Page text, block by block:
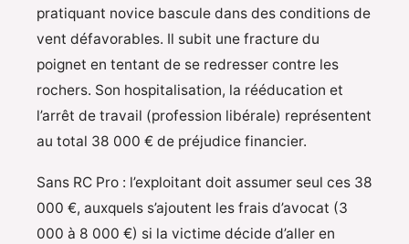
pratiquant novice bascule dans des conditions de
vent défavorables. Il subit une fracture du
poignet en tentant de se redresser contre les
rochers. Son hospitalisation, la rééducation et
l’arrêt de travail (profession libérale) représentent
au total 38 000 € de préjudice financier.
Sans RC Pro : l’exploitant doit assumer seul ces 38
000 €, auxquels s’ajoutent les frais d’avocat (3
000 à 8 000 €) si la victime décide d’aller en